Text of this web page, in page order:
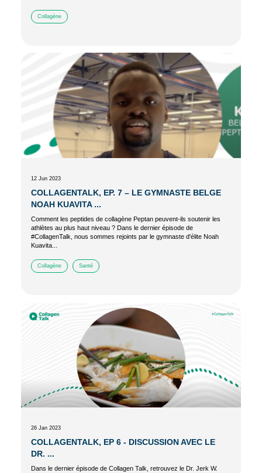
Collagène
12 Jun 2023
COLLAGENTALK, EP. 7 – LE GYMNASTE BELGE
NOAH KUAVITA ...
Comment les peptides de collagène Peptan peuvent-ils soutenir les
athlètes au plus haut niveau ? Dans le dernier épisode de
#CollagenTalk, nous sommes rejoints par le gymnaste d'élite Noah
Kuavita...
Collagène Santé
26 Jan 2023
COLLAGENTALK, EP 6 - DISCUSSION AVEC LE
DR. ...
Dans le dernier épisode de Collagen Talk, retrouvez le Dr. Jerk W.